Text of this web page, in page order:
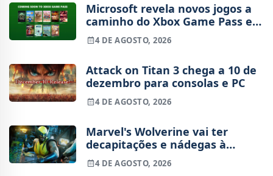
Microsoft revela novos jogos a
caminho do Xbox Game Pass em
agosto
4 DE AGOSTO, 2026
Attack on Titan 3 chega a 10 de
dezembro para consolas e PC
4 DE AGOSTO, 2026
Marvel's Wolverine vai ter
decapitações e nádegas à
mostra
4 DE AGOSTO, 2026